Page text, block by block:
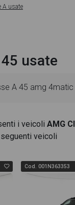
A usate
usate
A 45 amg
dati tecnici,
e6 dispone di
definizione.
i veicoli AMG
veicoli
Cod. 001N363353